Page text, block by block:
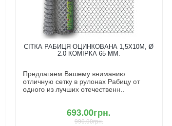
СІТКА РАБИЦЯ ОЦИНКОВАНА 1,5X10М, Ø
2.0 КОМІРКА 65 ММ.
Предлагаем Вашему вниманию
отличную сетку в рулонах Рабицу от
одного из лучших отечественн..
693.00грн.
990.00грн.